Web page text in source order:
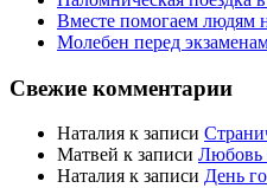
Вместе помогаем людям
Молебен перед
Свежие комментарии
Наталия к записи
Матвей к записи Любовь
Наталия к записи День